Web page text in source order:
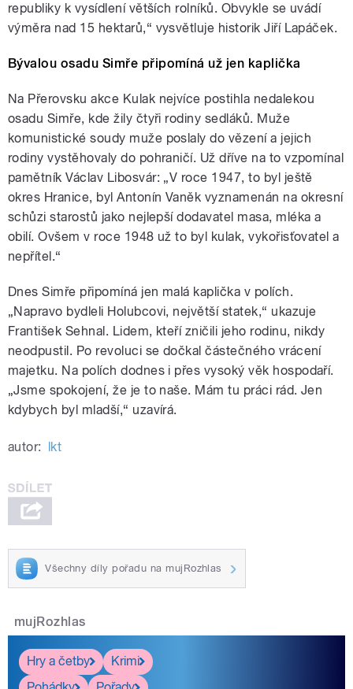
republiky k vysídlení větších rolníků. Obvykle se uvádí
výměra nad 15 hektarů,“ vysvětluje historik Jiří Lapáček.
Bývalou osadu Simře připomíná už jen kaplička
Na Přerovsku akce Kulak nejvíce postihla nedalekou
osadu Simře, kde žily čtyři rodiny sedláků. Muže
komunistické soudy muže poslaly do vězení a jejich
rodiny vystěhovaly do pohraničí. Už dříve na to vzpomínal
pamětník Václav Libosvár: „V roce 1947, to byl ještě
okres Hranice, byl Antonín Vaněk vyznamenán na okresní
schůzi starostů jako nejlepší dodavatel masa, mléka a
obilí. Ovšem v roce 1948 už to byl kulak, vykořisťovatel a
nepřítel.“
Dnes Simře připomíná jen malá kaplička v polích.
„Napravo bydleli Holubcovi, největší statek,“ ukazuje
František Sehnal. Lidem, kteří zničili jeho rodinu, nikdy
neodpustil. Po revoluci se dočkal částečného vrácení
majetku. Na polích dodnes i přes vysoký věk hospodaří.
„Jsme spokojení, že je to naše. Mám tu práci rád. Jen
kdybych byl mladší,“ uzavírá.
autor: lkt
Všechny díly pořadu na mujRozhlas
mujRozhlas
Hry a četby
Krimi